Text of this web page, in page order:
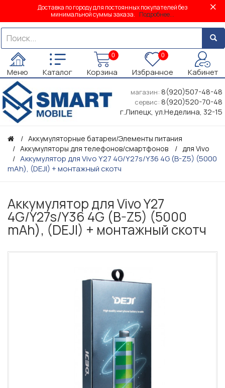
Доставка по городу для постоянных покупателей без
минимальной суммы заказа. Подробнее...
Меню Каталог
0
Корзина
0
Избранное Кабинет
магазин: 8(920)507-48-48
сервис: 8(920)520-70-48
г.Липецк, ул.Неделина, 32-15
Аккумуляторные батареи/Элементы питания
Аккумуляторы для телефонов/смартфонов
для Vivo
Аккумулятор для Vivo Y27 4G/Y27s/Y36 4G (B-Z5) (5000
mAh), (DEJI) + монтажный скотч
Аккумулятор для Vivo Y27
4G/Y27s/Y36 4G (B-Z5) (5000
mAh), (DEJI) + монтажный скотч